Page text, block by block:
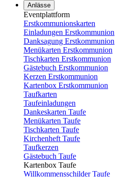
Anlässe
Eventplattform
Erstkommunionskarten
Einladungen Erstkommunion
Danksagung Erstkommunion
Menükarten Erstkommunion
Tischkarten Erstkommunion
Gästebuch Erstkommunion
Kerzen Erstkommunion
Kartenbox Erstkommunion
Taufkarten
Taufeinladungen
Dankeskarten Taufe
Menükarten Taufe
Tischkarten Taufe
Kirchenheft Taufe
Taufkerzen
Gästebuch Taufe
Kartenbox Taufe
Willkommensschilder Taufe